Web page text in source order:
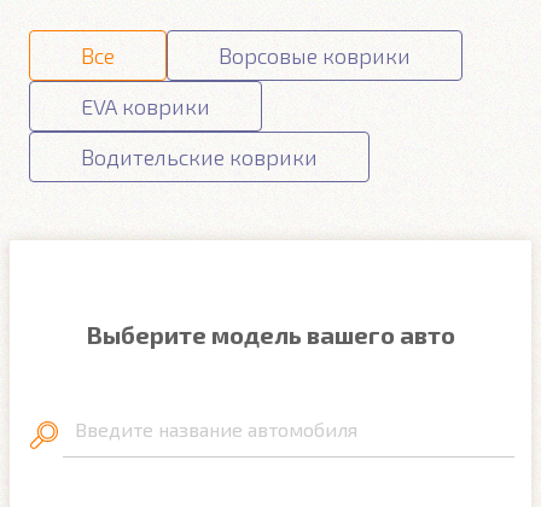
Все
Ворсовые коврики
EVA коврики
Водительские коврики
Выберите модель вашего авто
Введите название автомобиля